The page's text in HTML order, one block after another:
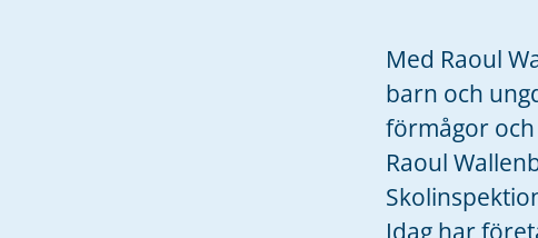
Med Raoul
barn och
förmågor
Raoul
Idag har